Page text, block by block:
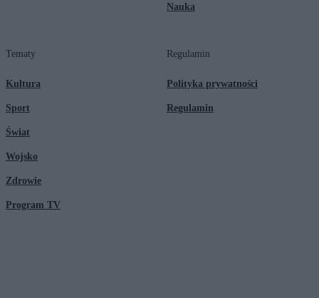
Nauka
Tematy
Kultura
Sport
Świat
Wojsko
Zdrowie
Program TV
Regulamin
Polityka prywatności
Regulamin